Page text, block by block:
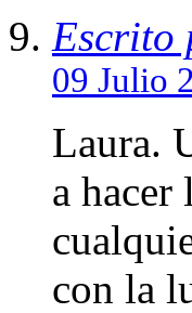
Escrito
09 Julio
Laura.
a hacer
con la